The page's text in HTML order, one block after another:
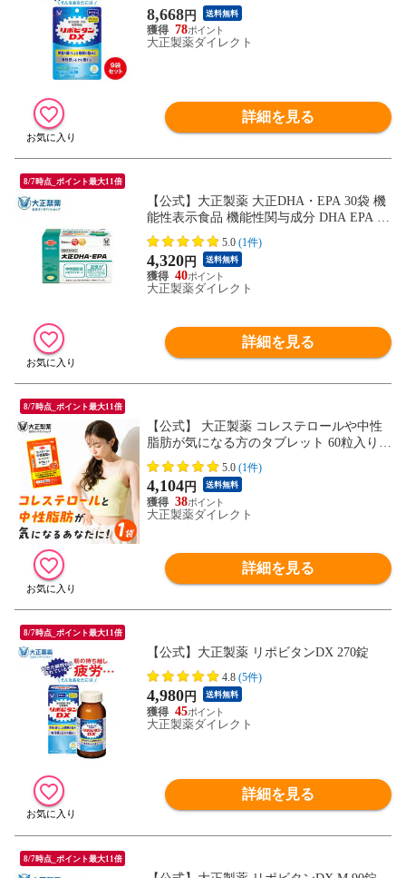
8,668円 送料無料
78
大正製薬ダイレクト
詳細を見る
8/7時点_ポイント最大11倍
【公式】大正製薬 大正DHA・EPA 30袋 機
能性表示食品 機能性関与成分 DHA EPA 中
性脂肪値 低下 サポート 記憶力* *記憶力と
は、中高年の加齢に伴い低下する、一時的
に物事を記憶し、思い出す力 維持 サポー
ト
5.0 (1件)
4,320円 送料無料
40
大正製薬ダイレクト
詳細を見る
8/7時点_ポイント最大11倍
【公式】 大正製薬 コレステロールや中性
脂肪が気になる方のタブレット 60粒入り 1
日2粒目安 サプリ サプリメント 機能性表
示食品 健康食品 ザクロ コレステロール 健
康 中性脂肪 エラグ酸 ldlコレステロール 健
康サプリメント 中性脂肪下げる LDL
5.0 (1件)
4,104円 送料無料
38
大正製薬ダイレクト
詳細を見る
8/7時点_ポイント最大11倍
【公式】大正製薬 リポビタンDX 270錠
4.8 (5件)
4,980円 送料無料
45
大正製薬ダイレクト
詳細を見る
8/7時点_ポイント最大11倍